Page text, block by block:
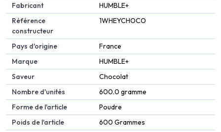
Fabricant
HUMBLE+
Référence
constructeur
1WHEYCHOCO
Pays d'origine
France
Marque
HUMBLE+
Saveur
Chocolat
Nombre d'unités
600.0 gramme
Forme de l'article
Poudre
Poids de l'article
600 Grammes